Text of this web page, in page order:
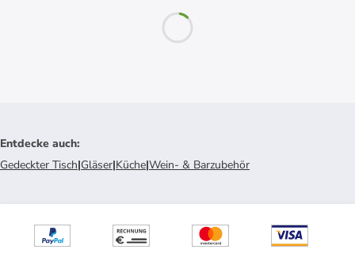
Entdecke auch:
Gedeckter Tisch|Gläser|Küche|Wein- & Barzubehör